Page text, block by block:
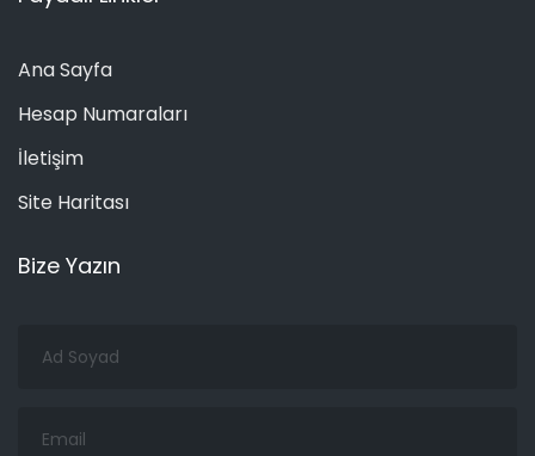
Ana Sayfa
Hesap Numaraları
İletişim
Site Haritası
Bize Yazın
Soyad